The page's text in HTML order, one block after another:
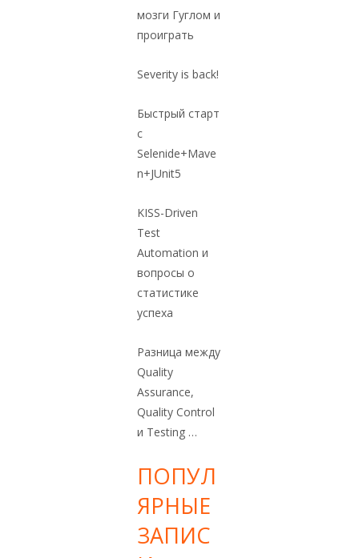
мозги Гуглом и
проиграть
Severity is back!
Быстрый старт
с
Selenide+Mave
n+JUnit5
KISS-Driven
Test
Automation и
вопросы о
статистике
успеха
Разница между
Quality
Assurance,
Quality Control
и Testing …
ПОПУЛ
ЯРНЫЕ
ЗАПИС